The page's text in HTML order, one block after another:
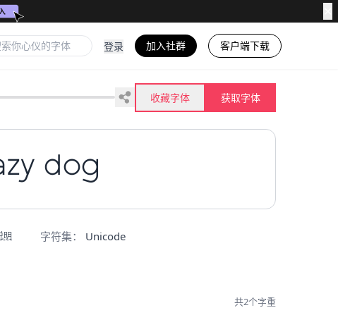
登录 加入社群 客户端下载
收藏字体 获取字体
dog
明 字符集： Unicode
共2个字重